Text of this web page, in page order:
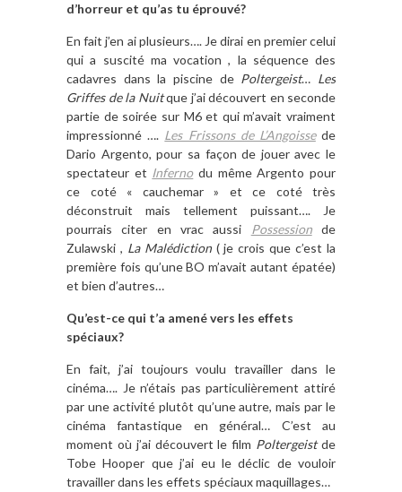
d’horreur et qu’as tu éprouvé?
En fait j’en ai plusieurs…. Je dirai en premier celui
qui a suscité ma vocation , la séquence des
cadavres dans la piscine de Poltergeist… Les
Griffes de la Nuitque j’ai découvert en seconde
partie de soirée sur M6 et qui m’avait vraiment
impressionné …. Les Frissons de L’Angoissede
Dario Argento, pour sa façon de jouer avec le
spectateur et Infernodu même Argento pour
ce coté « cauchemar » et ce coté très
déconstruit mais tellement puissant…. Je
pourrais citer en vrac aussi Possessionde
Zulawski , La Malédiction( je crois que c’est la
première fois qu’une BO m’avait autant épatée)
et bien d’autres…
Qu’est-ce qui t’a amené vers les effets
spéciaux?
En fait, j’ai toujours voulu travailler dans le
cinéma…. Je n’étais pas particulièrement attiré
par une activité plutôt qu’une autre, mais par le
cinéma fantastique en général… C’est au
moment où j’ai découvert le film Poltergeistde
Tobe Hooper que j’ai eu le déclic de vouloir
travailler dans les effets spéciaux maquillages…